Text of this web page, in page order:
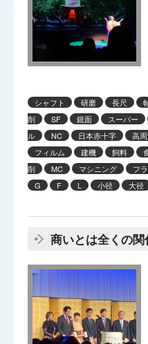
シャフト 研磨 長尺
削
SF 鏡面 スーパー
ル
NC 日本赤十字 高
フィルム
建機 飼料
削
MC マシニング フ
G
F L 小径 大径
商いとは全くの